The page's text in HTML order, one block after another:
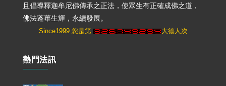
且倡導釋迦牟尼佛傳承之正法，使眾生有正確成佛之道，
佛法蓬蓽生輝，永續發展。
Since1999 您是第 大德人次
熱門法訊